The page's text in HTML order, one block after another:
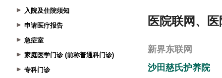
入院及住院须知
申请医疗报告
急症室
家庭医学门诊 (前称普通科门诊)
专科门诊